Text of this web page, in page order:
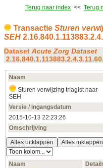
Terug naar index << Terug
Transactie Sturen
SEH
Dataset Acute Zorg Dataset
Naam
Sturen verwijzing triagist naar
SEH
Versie / ingangsdatum
2015‑10‑13 22:23:26
Omschrijving
Alles uitklappen Alles inklappen
Naam